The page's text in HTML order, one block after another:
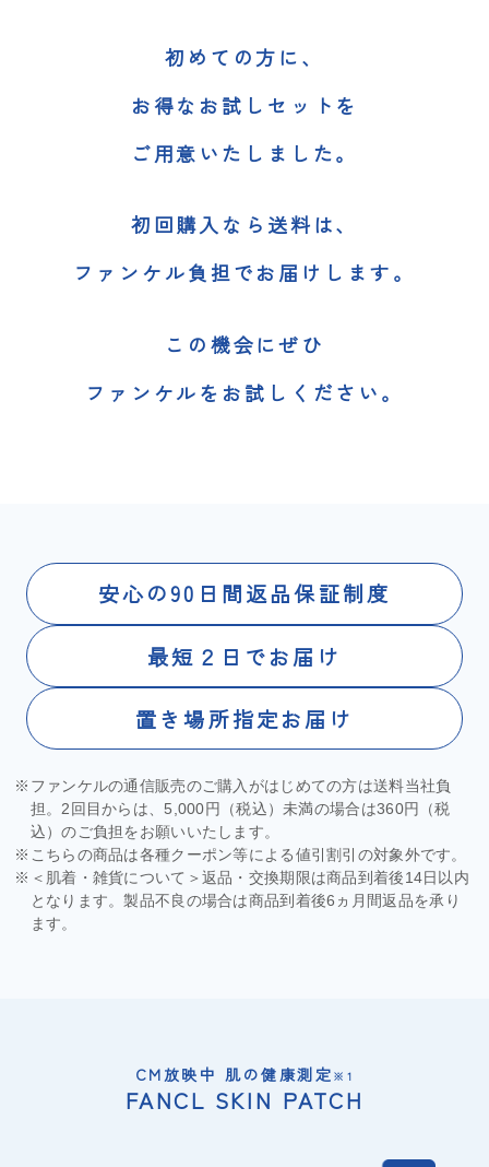
初めての方に、
お得なお試しセットを
ご用意いたしました。
初回購入なら送料は、
ファンケル負担でお届けします。
この機会にぜひ
ファンケルをお試しください。
安心の90日間返品保証制度
最短２日でお届け
置き場所指定お届け
※ファンケルの通信販売のご購入がはじめての方は送料当社負
担。2回目からは、5,000円（税込）未満の場合は360円（税
込）のご負担をお願いいたします。
※こちらの商品は各種クーポン等による値引割引の対象外です。
※＜肌着・雑貨について＞返品・交換期限は商品到着後14日以内
となります。製品不良の場合は商品到着後6ヵ月間返品を承り
ます。
CM放映中 肌の健康測定 ※1
FANCL SKIN PATCH